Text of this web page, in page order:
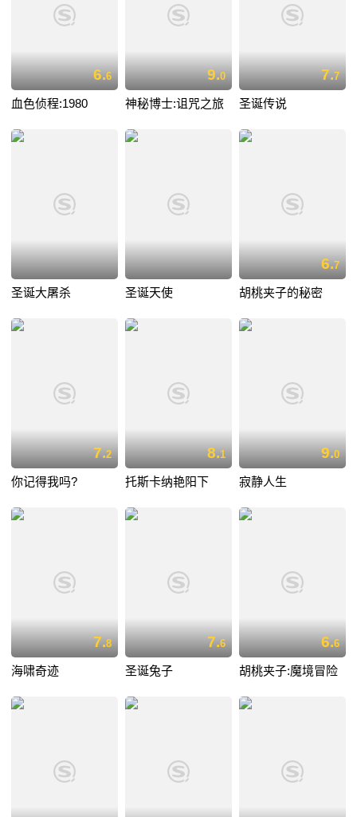
6.6
血色侦程:1980
9.0
神秘博士:诅咒之旅
7.7
圣诞传说
圣诞大屠杀 圣诞天使
6.7
胡桃夹子的秘密
7.2
你记得我吗?
8.1
托斯卡纳艳阳下
9.0
寂静人生
7.8
海啸奇迹
7.6
圣诞兔子
6.6
胡桃夹子:魔境冒险